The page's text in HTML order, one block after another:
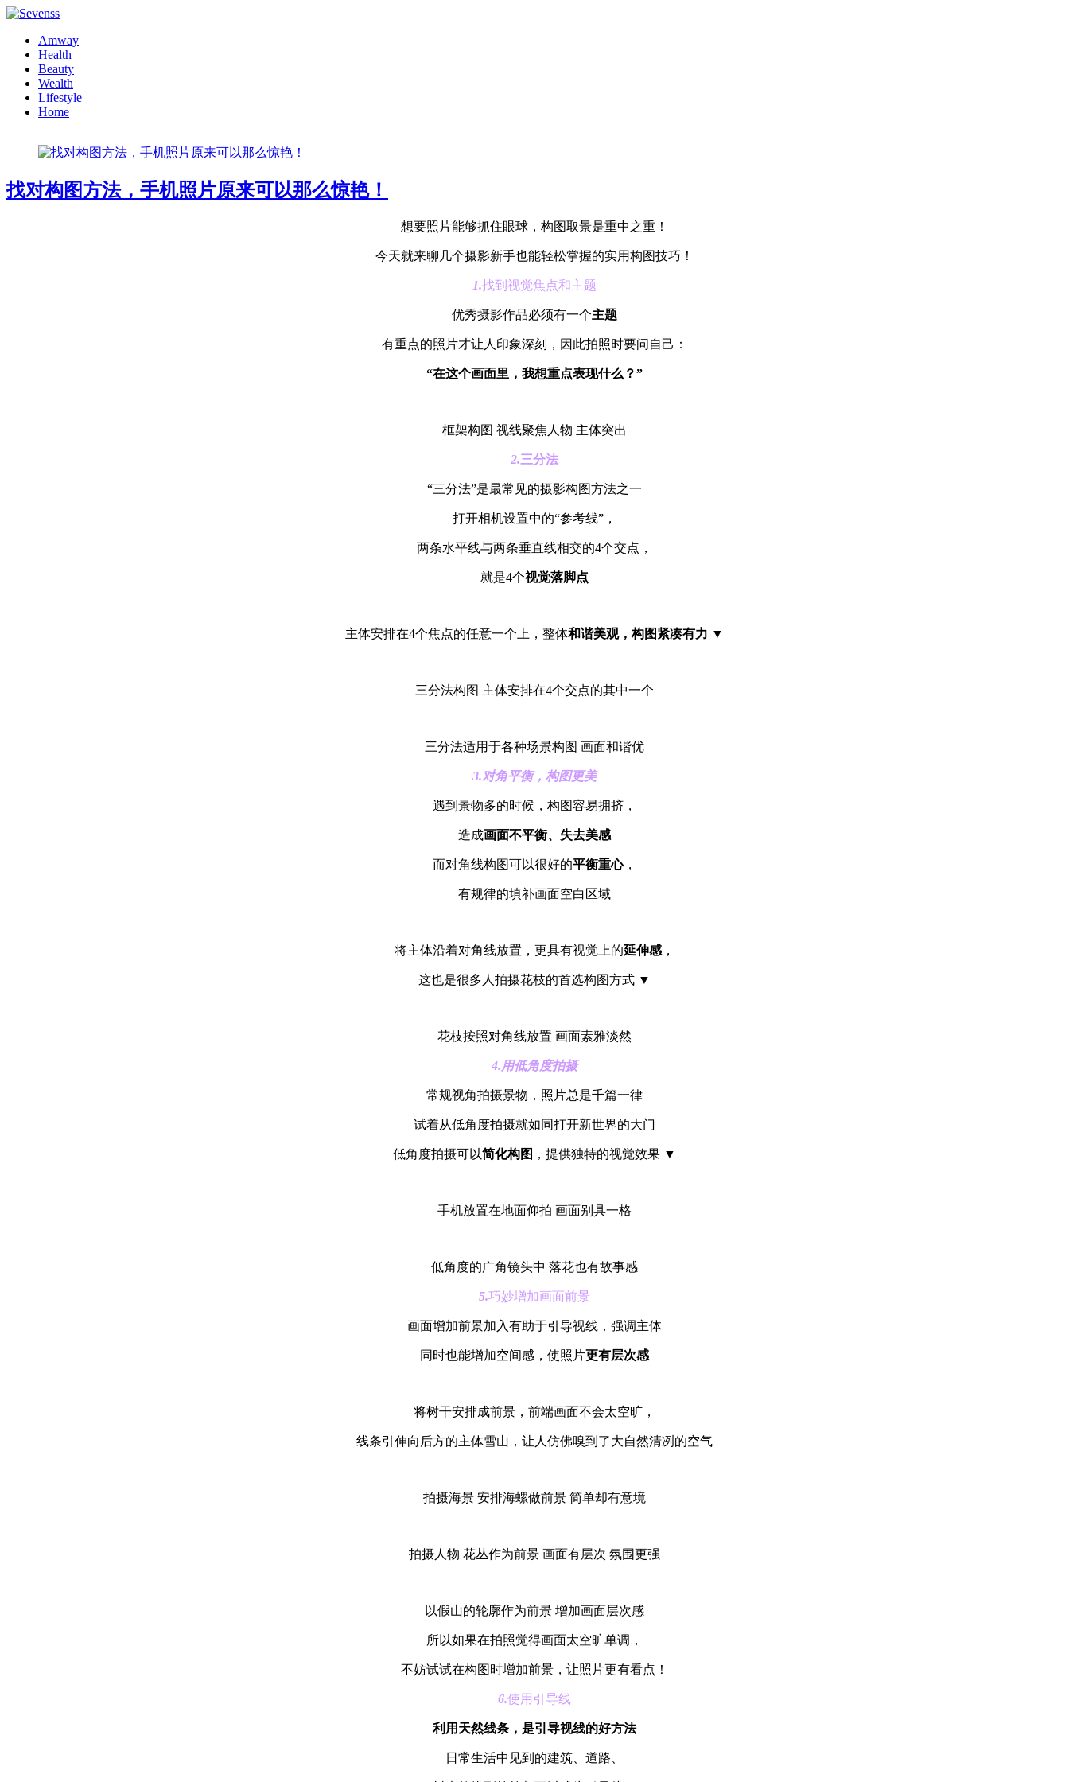
Amway
Health
Beauty
Wealth
Lifestyle
Home
找对构图方法，手机照片原来可以那么惊艳！
想要照片能够抓住眼球，构图取景是重中之重！
今天就来聊几个摄影新手也能轻松掌握的实用构图技巧！
1.找到视觉焦点和主题
优秀摄影作品必须有一个主题
有重点的照片才让人印象深刻，因此拍照时要问自己：
“在这个画面里，我想重点表现什么？”
框架构图 视线聚焦人物 主体突出
2.三分法
“三分法”是最常见的摄影构图方法之一
打开相机设置中的“参考线”，
两条水平线与两条垂直线相交的4个交点，
就是4个视觉落脚点
主体安排在4个焦点的任意一个上，整体和谐美观，构图紧凑有力 ▼
三分法构图 主体安排在4个交点的其中一个
三分法适用于各种场景构图 画面和谐优
3.对角平衡，构图更美
遇到景物多的时候，构图容易拥挤，
造成画面不平衡、失去美感
而对角线构图可以很好的平衡重心，
有规律的填补画面空白区域
将主体沿着对角线放置，更具有视觉上的延伸感 ，
这也是很多人拍摄花枝的首选构图方式 ▼
花枝按照对角线放置 画面素雅淡然
4.用低角度拍摄
常规视角拍摄景物，照片总是千篇一律
试着从低角度拍摄就如同打开新世界的大门
低角度拍摄可以简化构图 ，提供独特的视觉效果 ▼
手机放置在地面仰拍 画面别具一格
低角度的广角镜头中 落花也有故事感
5.巧妙增加画面前景
画面增加前景加入有助于引导视线，强调主体
同时也能增加空间感，使照片更有层次感
将树干安排成前景，前端画面不会太空旷，
线条引伸向后方的主体雪山，让人仿佛嗅到了大自然清冽的空气
拍摄海景 安排海螺做前景 简单却有意境
拍摄人物 花丛作为前景 画面有层次 氛围更强
以假山的轮廓作为前景 增加画面层次感
所以如果在拍照觉得画面太空旷单调，
不妨试试在构图时增加前景，让照片更有看点！
6.使用引导线
利用天然线条，是引导视线的好方法
日常生活中见到的建筑、道路、